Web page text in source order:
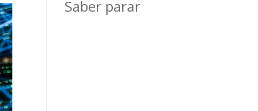
Saber parar